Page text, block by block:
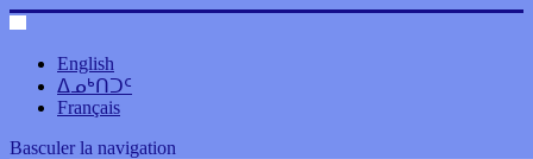
English
ᐃᓄᒃᑎᑐᑦ
Français
Basculer la navigation